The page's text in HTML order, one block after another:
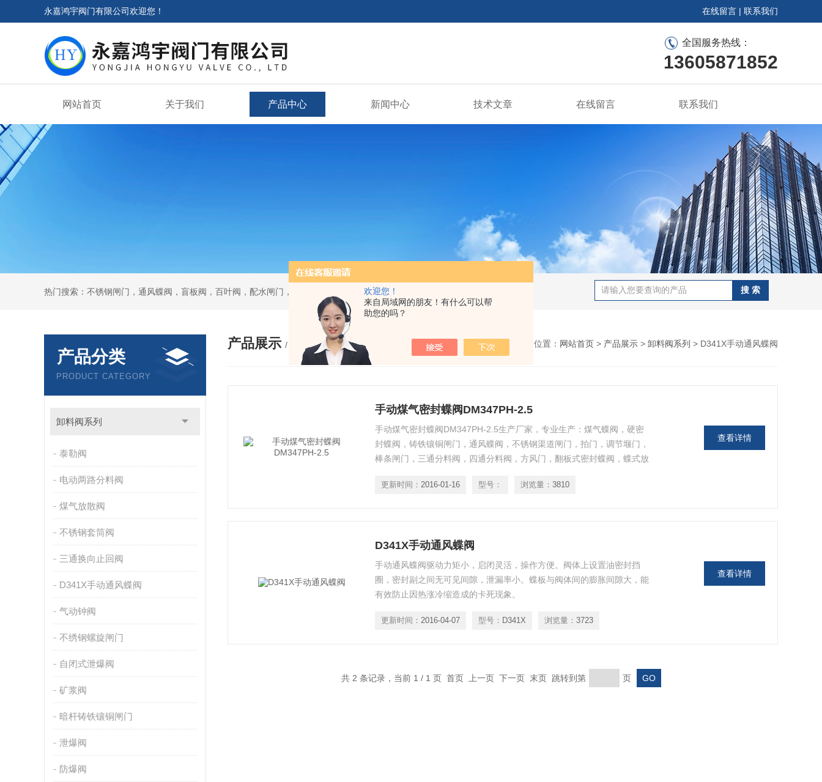
欢迎您！
来自局域网的朋友！有什么可以帮
助您的吗？
永嘉鸿宇阀门有限公司欢迎您！ 在线留言 | 联系我们
全国服务热线：
13605871852
网站首页 关于我们 产品中心 新闻中心 技术文章 在线留言 联系我们
热门搜索：不锈钢闸门，通风蝶阀，盲板阀，百叶阀，配水闸门，套筒排泥阀，渠道闸门，分料阀
产品分类
PRODUCT CATEGORY
卸料阀系列
泰勒阀
电动两路分料阀
煤气放散阀
不锈钢套筒阀
三通换向止回阀
D341X手动通风蝶阀
气动钟阀
不绣钢螺旋闸门
自闭式泄爆阀
矿浆阀
暗杆铸铁镶铜闸门
泄爆阀
防爆阀
产品展示 / PRODUCTS 您的位置： 网站首页 > 产品展示 > 卸料阀系列 > D341X手动通风蝶阀
手动煤气密封蝶阀DM347PH-2.5
手动煤气密封蝶阀DM347PH-2.5生产厂家，专业生产：煤气蝶阀，硬密
封蝶阀，铸铁镶铜闸门，通风蝶阀，不锈钢渠道闸门，拍门，调节堰门，
棒条闸门，三通分料阀，四通分料阀，方风门，翻板式密封蝶阀，蝶式放
更新时间： 2016-01-16 型号： 浏览量： 3810
查看详情
D341X手动通风蝶阀
手动通风蝶阀驱动力矩小，启闭灵活，操作方便。阀体上设置油密封挡
圈，密封副之间无可见间隙，泄漏率小。蝶板与阀体间的膨胀间隙大，能
有效防止因热涨冷缩造成的卡死现象。
更新时间： 2016-04-07 型号： D341X 浏览量： 3723
查看详情
共 2 条记录，当前 1 / 1 页 首页 上一页 下一页 末页 跳转到第 页